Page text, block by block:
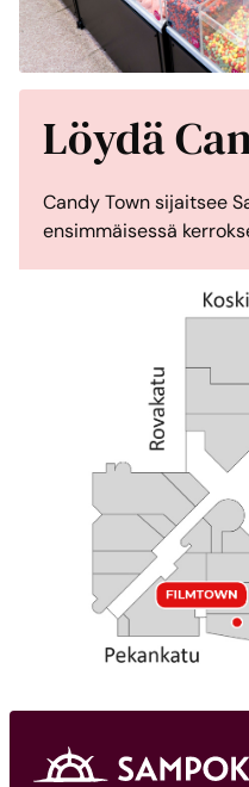
Löydä
Candy Town sijaitsee
ensimmäisessä